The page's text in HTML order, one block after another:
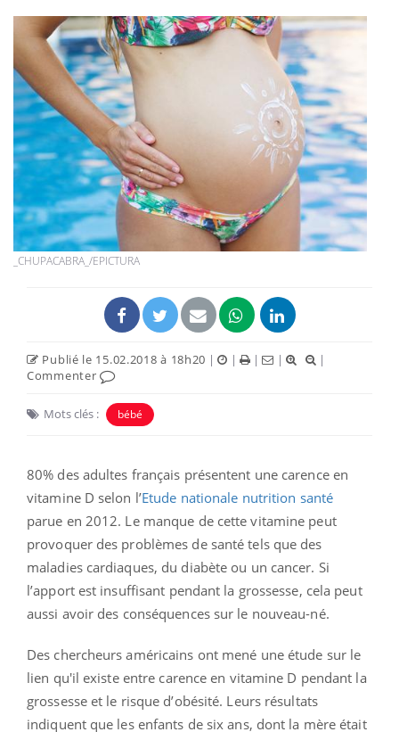
_CHUPACABRA_/EPICTURA
Publié le 15.02.2018 à 18h20 | | | |
|
Commenter
Mots clés : bébé
80% des adultes français présentent une carence en
vitamine D selon l’Etude nationale nutrition santé
parue en 2012. Le manque de cette vitamine peut
provoquer des problèmes de santé tels que des
maladies cardiaques, du diabète ou un cancer. Si
l’apport est insuffisant pendant la grossesse, cela peut
aussi avoir des conséquences sur le nouveau-né.
Des chercheurs américains ont mené une étude sur le
lien qu'il existe entre carence en vitamine D pendant la
grossesse et le risque d’obésité. Leurs résultats
indiquent que les enfants de six ans, dont la mère était